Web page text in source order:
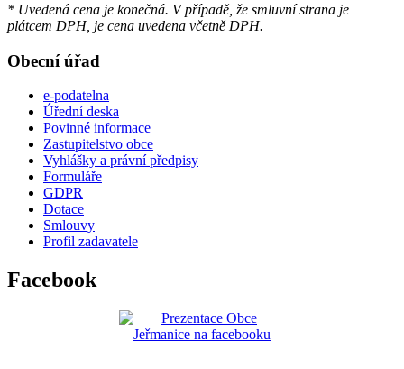
* Uvedená cena je konečná. V případě, že smluvní strana je
plátcem DPH, je cena uvedena včetně DPH.
Obecní úřad
e-podatelna
Úřední deska
Povinné informace
Zastupitelstvo obce
Vyhlášky a právní předpisy
Formuláře
GDPR
Dotace
Smlouvy
Profil zadavatele
Facebook